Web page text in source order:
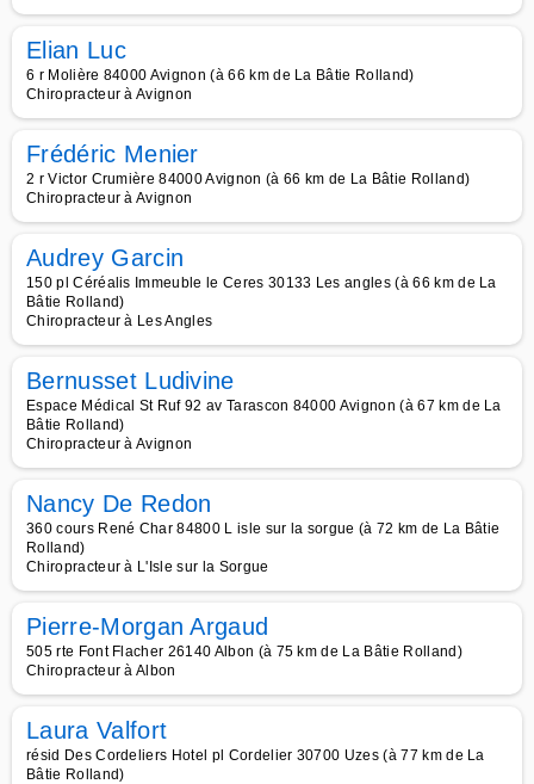
Elian Luc
6 r Molière 84000 Avignon (à 66 km de La Bâtie Rolland)
Chiropracteur à Avignon
Frédéric Menier
2 r Victor Crumière 84000 Avignon (à 66 km de La Bâtie Rolland)
Chiropracteur à Avignon
Audrey Garcin
150 pl Céréalis Immeuble le Ceres 30133 Les angles (à 66 km de La
Bâtie Rolland)
Chiropracteur à Les Angles
Bernusset Ludivine
Espace Médical St Ruf 92 av Tarascon 84000 Avignon (à 67 km de La
Bâtie Rolland)
Chiropracteur à Avignon
Nancy De Redon
360 cours René Char 84800 L isle sur la sorgue (à 72 km de La Bâtie
Rolland)
Chiropracteur à L'Isle sur la Sorgue
Pierre-Morgan Argaud
505 rte Font Flacher 26140 Albon (à 75 km de La Bâtie Rolland)
Chiropracteur à Albon
Laura Valfort
résid Des Cordeliers Hotel pl Cordelier 30700 Uzes (à 77 km de La
Bâtie Rolland)